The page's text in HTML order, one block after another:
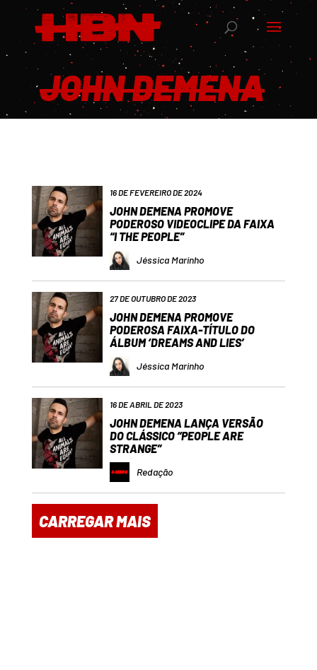
JOHN DEMENA
16 DE FEVEREIRO DE 2024
JOHN DEMENA PROMOVE
PODEROSO VIDEOCLIPE DA FAIXA
“I THE PEOPLE”
Jéssica Marinho
27 DE OUTUBRO DE 2023
JOHN DEMENA PROMOVE
PODEROSA FAIXA-TÍTULO DO
ÁLBUM ‘DREAMS AND LIES’
Jéssica Marinho
16 DE ABRIL DE 2023
JOHN DEMENA LANÇA VERSÃO
DO CLÁSSICO “PEOPLE ARE
STRANGE”
Redação
CARREGAR MAIS